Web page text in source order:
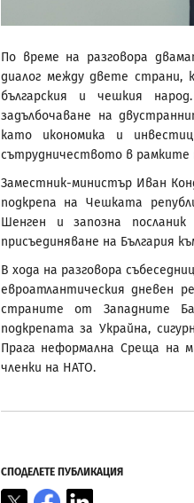
По време на разговора
диалог между двете страни,
българския и чешкия
задълбочаване на
като икономика и
сътрудничеството в рамките
Заместник-министър Иван
подкрепа на Чешката
Шенген и запозна
присъединяване на България
В хода на разговора
евроатлантическия дневен
страните от Западните
подкрепата за Украйна,
Прага неформална Среща на
членки на НАТО.
СПОДЕЛЕТЕ ПУБЛИКАЦИЯ
X Facebook